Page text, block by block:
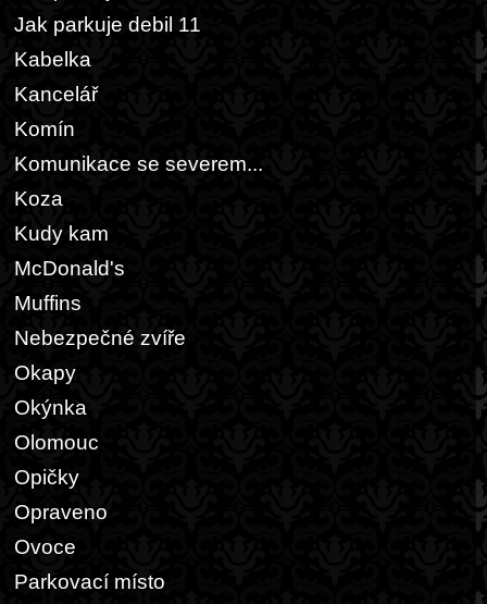
Jak parkuje debil 11
Kabelka
Kancelář
Komín
Komunikace se severem...
Koza
Kudy kam
McDonald's
Muffins
Nebezpečné zvíře
Okapy
Okýnka
Olomouc
Opičky
Opraveno
Ovoce
Parkovací místo